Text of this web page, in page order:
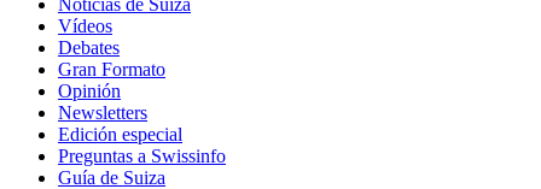
Noticias de Suiza
Vídeos
Debates
Gran Formato
Opinión
Newsletters
Edición especial
Preguntas a Swissinfo
Guía de Suiza